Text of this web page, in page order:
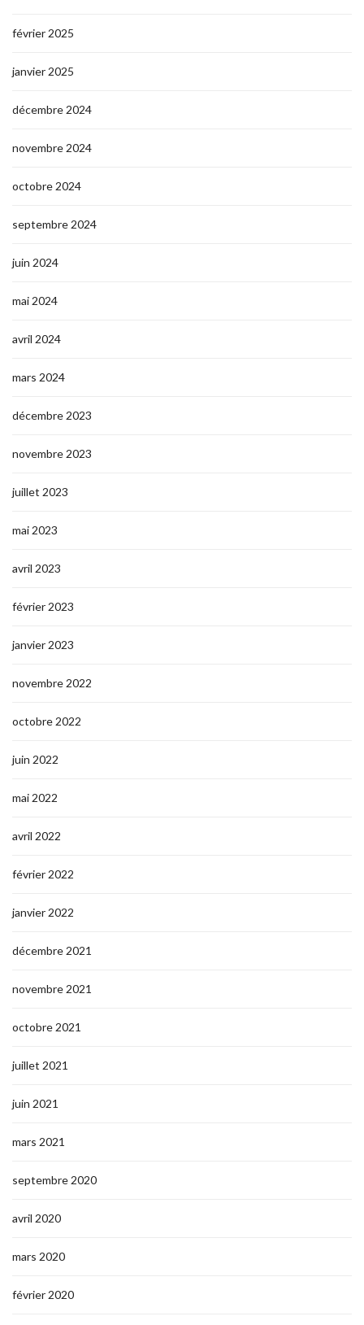
février 2025
janvier 2025
décembre 2024
novembre 2024
octobre 2024
septembre 2024
juin 2024
mai 2024
avril 2024
mars 2024
décembre 2023
novembre 2023
juillet 2023
mai 2023
avril 2023
février 2023
janvier 2023
novembre 2022
octobre 2022
juin 2022
mai 2022
avril 2022
février 2022
janvier 2022
décembre 2021
novembre 2021
octobre 2021
juillet 2021
juin 2021
mars 2021
septembre 2020
avril 2020
mars 2020
février 2020